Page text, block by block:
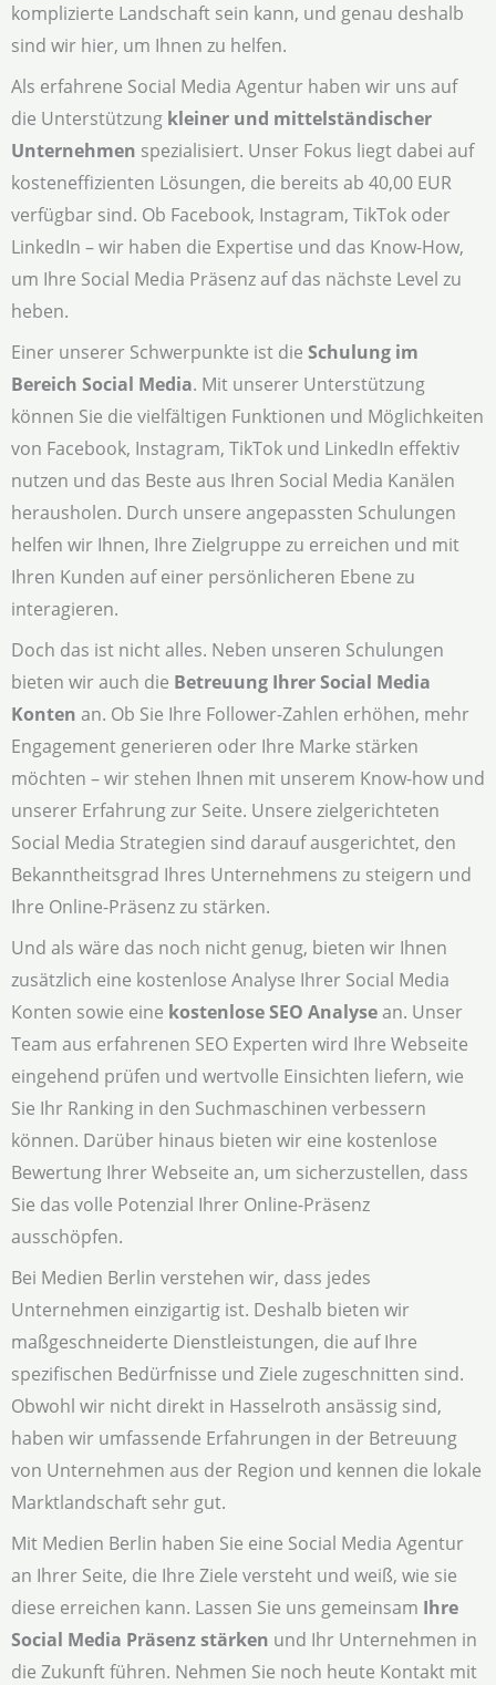
komplizierte Landschaft sein kann, und genau deshalb
sind wir hier, um Ihnen zu helfen.
Als erfahrene Social Media Agentur haben wir uns auf
die Unterstützung kleiner und mittelständischer
Unternehmen spezialisiert. Unser Fokus liegt dabei auf
kosteneffizienten Lösungen, die bereits ab 40,00 EUR
verfügbar sind. Ob Facebook, Instagram, TikTok oder
LinkedIn – wir haben die Expertise und das Know-How,
um Ihre Social Media Präsenz auf das nächste Level zu
heben.
Einer unserer Schwerpunkte ist die Schulung im
Bereich Social Media. Mit unserer Unterstützung
können Sie die vielfältigen Funktionen und Möglichkeiten
von Facebook, Instagram, TikTok und LinkedIn effektiv
nutzen und das Beste aus Ihren Social Media Kanälen
herausholen. Durch unsere angepassten Schulungen
helfen wir Ihnen, Ihre Zielgruppe zu erreichen und mit
Ihren Kunden auf einer persönlicheren Ebene zu
interagieren.
Doch das ist nicht alles. Neben unseren Schulungen
bieten wir auch die Betreuung Ihrer Social Media
Konten an. Ob Sie Ihre Follower-Zahlen erhöhen, mehr
Engagement generieren oder Ihre Marke stärken
möchten – wir stehen Ihnen mit unserem Know-how und
unserer Erfahrung zur Seite. Unsere zielgerichteten
Social Media Strategien sind darauf ausgerichtet, den
Bekanntheitsgrad Ihres Unternehmens zu steigern und
Ihre Online-Präsenz zu stärken.
Und als wäre das noch nicht genug, bieten wir Ihnen
zusätzlich eine kostenlose Analyse Ihrer Social Media
Konten sowie eine kostenlose SEO Analysean. Unser
Team aus erfahrenen SEO Experten wird Ihre Webseite
eingehend prüfen und wertvolle Einsichten liefern, wie
Sie Ihr Ranking in den Suchmaschinen verbessern
können. Darüber hinaus bieten wir eine kostenlose
Bewertung Ihrer Webseite an, um sicherzustellen, dass
Sie das volle Potenzial Ihrer Online-Präsenz
ausschöpfen.
Bei Medien Berlin verstehen wir, dass jedes
Unternehmen einzigartig ist. Deshalb bieten wir
maßgeschneiderte Dienstleistungen, die auf Ihre
spezifischen Bedürfnisse und Ziele zugeschnitten sind.
Obwohl wir nicht direkt in Hasselroth ansässig sind,
haben wir umfassende Erfahrungen in der Betreuung
von Unternehmen aus der Region und kennen die lokale
Marktlandschaft sehr gut.
Mit Medien Berlin haben Sie eine Social Media Agentur
an Ihrer Seite, die Ihre Ziele versteht und weiß, wie sie
diese erreichen kann. Lassen Sie uns gemeinsam Ihre
Social Media Präsenz stärken und Ihr Unternehmen in
die Zukunft führen. Nehmen Sie noch heute Kontakt mit